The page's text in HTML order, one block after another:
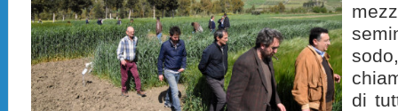
di